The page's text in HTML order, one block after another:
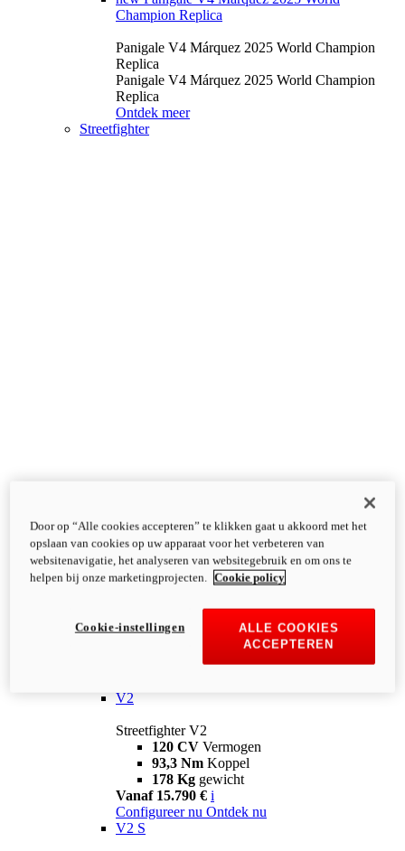
Champion Replica
Panigale V4 Márquez 2025 World Champion
Replica
Panigale V4 Márquez 2025 World Champion
Replica
Ontdek meer
Streetfighter
V2
Streetfighter V2
120 CV Vermogen
93,3 Nm Koppel
178 Kg gewicht
Vanaf 15.790 € i
Configureer nu Ontdek nu
V2 S
Door op “Alle cookies accepteren” te klikken gaat u akkoord met het
opslaan van cookies op uw apparaat voor het verbeteren van
websitenavigatie, het analyseren van websitegebruik en om ons te
helpen bij onze marketingprojecten.
Cookie policy
ALLE COOKIES
ACCEPTEREN
Cookie-instellingen